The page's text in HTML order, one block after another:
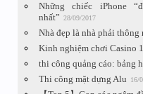
Những chiếc iPhone
nhất” 28/09/2017
Nhà đẹp là nhà phải thông
Kinh nghiệm chơi Casino
thi công quảng cáo: bảng
Thi công mặt dựng Alu 16/